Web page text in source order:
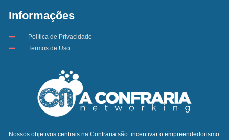
Informações
Política de Privacidade
Termos de Uso
Nossos objetivos centrais na Confraria são: incentivar o empreendedorismo